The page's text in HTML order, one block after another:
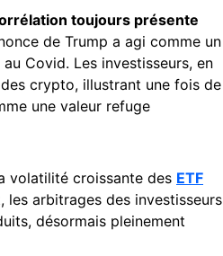
toujours présente
de Trump a agi comme un
Covid. Les investisseurs, en
crypto, illustrant une fois de
une valeur refuge
volatilité croissante des ETF
les arbitrages des investisseurs
désormais pleinement